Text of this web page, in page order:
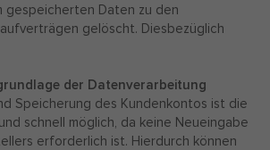
gespeicherten Daten zu den
gelöscht. Diesbezüglich
der Datenverarbeitung
Speicherung des Kundenkontos ist die
schnell möglich, da keine Neueingabe
erforderlich ist. Hierdurch können